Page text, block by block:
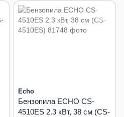
Echo
Бензопила ECHO CS-
4510ES 2.3 кВт, 38 см (CS-